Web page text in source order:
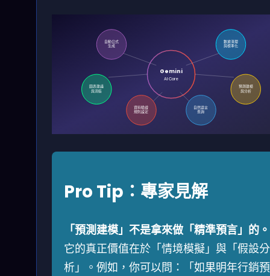
Gemini
AI Core
自動公式
生成
數據清理
與標準化
圖表建議
與洞察
資料驗證
規則設定
自然語言
查詢
預測建模
與分析
Pro Tip：專家見解
「預測建模」不是拿來做「精準預言」的。
它的真正價值在於「情境模擬」與「假設分
析」。例如，你可以問：「如果明年行銷預